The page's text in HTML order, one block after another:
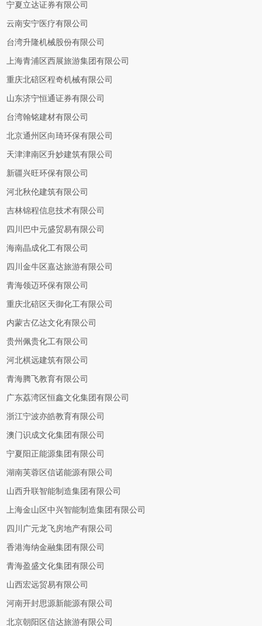
宁夏立达证券有限公司
云南安宁医疗有限公司
台湾升隆机械股份有限公司
上海青浦区西展旅游集团有限公司
重庆北碚区程奇机械有限公司
山东济宁恒通证券有限公司
台湾翰铭建材有限公司
北京通州区向琦环保有限公司
天津津南区升妙建筑有限公司
新疆兴旺环保有限公司
河北秋伦建筑有限公司
吉林锦程信息技术有限公司
四川巴中元盛贸易有限公司
海南晶成化工有限公司
四川金牛区嘉达旅游有限公司
青海领迈环保有限公司
重庆北碚区天御化工有限公司
内蒙古亿达文化有限公司
贵州佩贵化工有限公司
河北棋远建筑有限公司
青海腾飞教育有限公司
广东荔湾区恒鑫文化集团有限公司
浙江宁波亦皓教育有限公司
澳门识成文化集团有限公司
宁夏阳正能源集团有限公司
湖南芙蓉区信诺能源有限公司
山西升联智能制造集团有限公司
上海金山区中兴智能制造集团有限公司
四川广元龙飞房地产有限公司
香港海纳金融集团有限公司
青海盈盛文化集团有限公司
山西宏远贸易有限公司
河南开封思源新能源有限公司
北京朝阳区信达旅游有限公司